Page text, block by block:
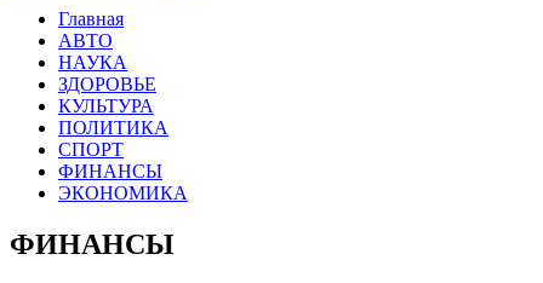
Главная
АВТО
НАУКА
ЗДОРОВЬЕ
КУЛЬТУРА
ПОЛИТИКА
СПОРТ
ФИНАНСЫ
ЭКОНОМИКА
ФИНАНСЫ